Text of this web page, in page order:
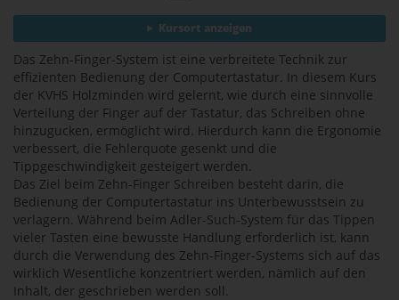
Kursort anzeigen
Das Zehn-Finger-System ist eine verbreitete Technik zur
effizienten Bedienung der Computertastatur. In diesem Kurs
der KVHS Holzminden wird gelernt, wie durch eine sinnvolle
Verteilung der Finger auf der Tastatur, das Schreiben ohne
hinzugucken, ermöglicht wird. Hierdurch kann die Ergonomie
verbessert, die Fehlerquote gesenkt und die
Tippgeschwindigkeit gesteigert werden.
Das Ziel beim Zehn-Finger Schreiben besteht darin, die
Bedienung der Computertastatur ins Unterbewusstsein zu
verlagern. Während beim Adler-Such-System für das Tippen
vieler Tasten eine bewusste Handlung erforderlich ist, kann
durch die Verwendung des Zehn-Finger-Systems sich auf das
wirklich Wesentliche konzentriert werden, nämlich auf den
Inhalt, der geschrieben werden soll.